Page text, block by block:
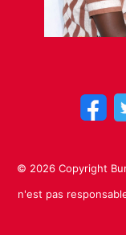
© 2026 Copyright
n'est pas